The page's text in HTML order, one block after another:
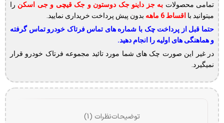
تمامی محصولات به جز داینو جک دوستون و جک قیچی و جی اسکن را
میتوانید با اقساط 6 ماهه
بدون پیش پرداخت خریداری نمایید.
حتما قبل از پرداخت چک با شماره های تماس فرتاک خودرو تماس گرفته
و هماهنگی های اولیه را انجام دهید.
در غیر این صورت چک های شما مورد تائید مجموعه فرتاک خودرو قرار
نمیگیرد.
توضیحاتنظرات (1)